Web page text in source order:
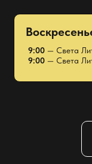
9:00 — Света
9:00 — Света